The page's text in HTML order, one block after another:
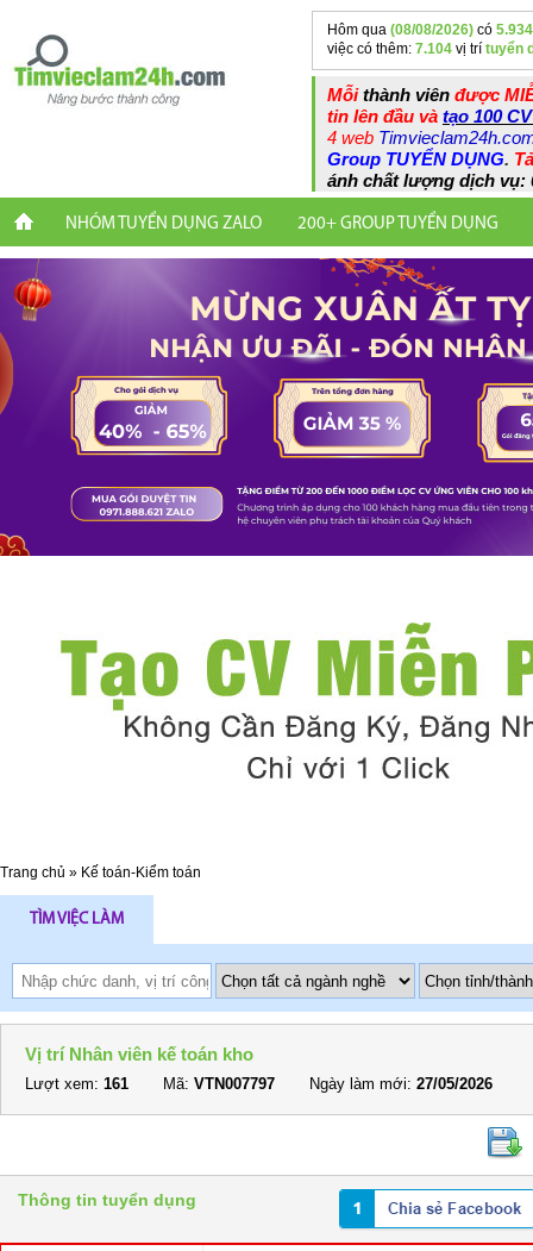
Hôm qua (08/08/2026) có 5.934
việc có thêm: 7.104 vị trí tuyển
Mỗithành viên được
tin lên đầu và tạo 100
4 web
Group TUYỂN DỤNG.
ánh chất lượng dịch vụ:
NHÓM TUYỂN DỤNG ZALO 200+ GROUP TUYỂN DỤNG
Trang chủ » Kế toán-Kiểm toán
TÌM VIỆC LÀM
Vị trí Nhân viên kế toán kho
Lượt xem: 161 Mã: VTN007797 Ngày làm mới: 27/05/2026
Thông tin tuyển dụng